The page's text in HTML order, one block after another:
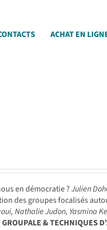
ACHAT EN
en démocratie ?Julien
des groupes focalisés
Nathalie Judon, Yasmina
& TECHNIQUES